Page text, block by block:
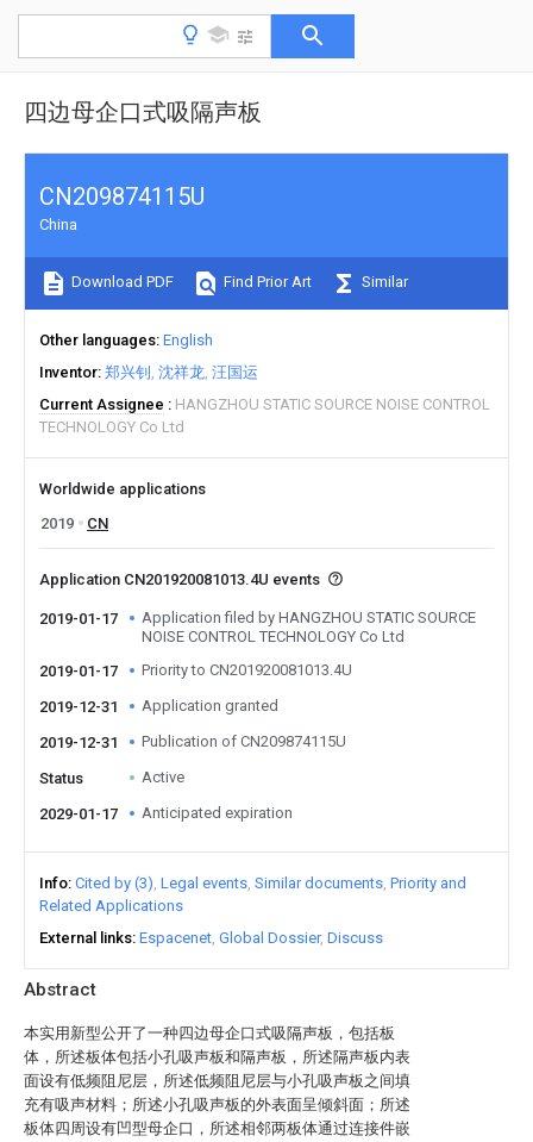
四边母企口式吸隔声板
Abstract
本实用新型公开了一种四边母企口式吸隔声板，包括板
体，所述板体包括小孔吸声板和隔声板，所述隔声板内表
面设有低频阻尼层，所述低频阻尼层与小孔吸声板之间填
充有吸声材料；所述小孔吸声板的外表面呈倾斜面；所述
板体四周设有凹型母企口，所述相邻两板体通过连接件嵌
CN209874115U
China
Download PDF Find Prior Art Similar
Other languages English
Inventor 郑兴钊 沈祥龙 汪国运
Current Assignee
HANGZHOU STATIC SOURCE NOISE CONTROL
TECHNOLOGY Co Ltd
Worldwide applications
2019
CN
Application CN201920081013.4U events
2019-01-17
Application filed by HANGZHOU STATIC SOURCE
NOISE CONTROL TECHNOLOGY Co Ltd
2019-01-17
Priority to CN201920081013.4U
2019-12-31 Application granted
2019-12-31 Publication of CN209874115U
Status Active
2029-01-17 Anticipated expiration
Info Cited by (3) Legal events Similar documents Priority and
Related Applications
External links Espacenet Global Dossier Discuss